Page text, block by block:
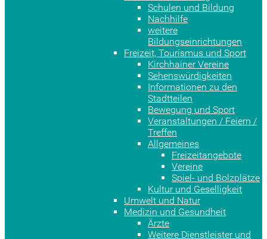
Schulen und Bildung
Nachhilfe
weitere
Bildungseinrichtungen
Freizeit, Tourismus und Sport
Kirchhainer Vereine
Sehenswürdigkeiten
Informationen zu den
Stadtteilen
Bewegung und Sport
Veranstaltungen / Feiern /
Treffen
Allgemeines
Freizeitangebote
Vereine
Spiel- und Bolzplätze
Kultur und Geselligkeit
Umwelt und Natur
Medizin und Gesundheit
Ärzte
Weitere Dienstleister und